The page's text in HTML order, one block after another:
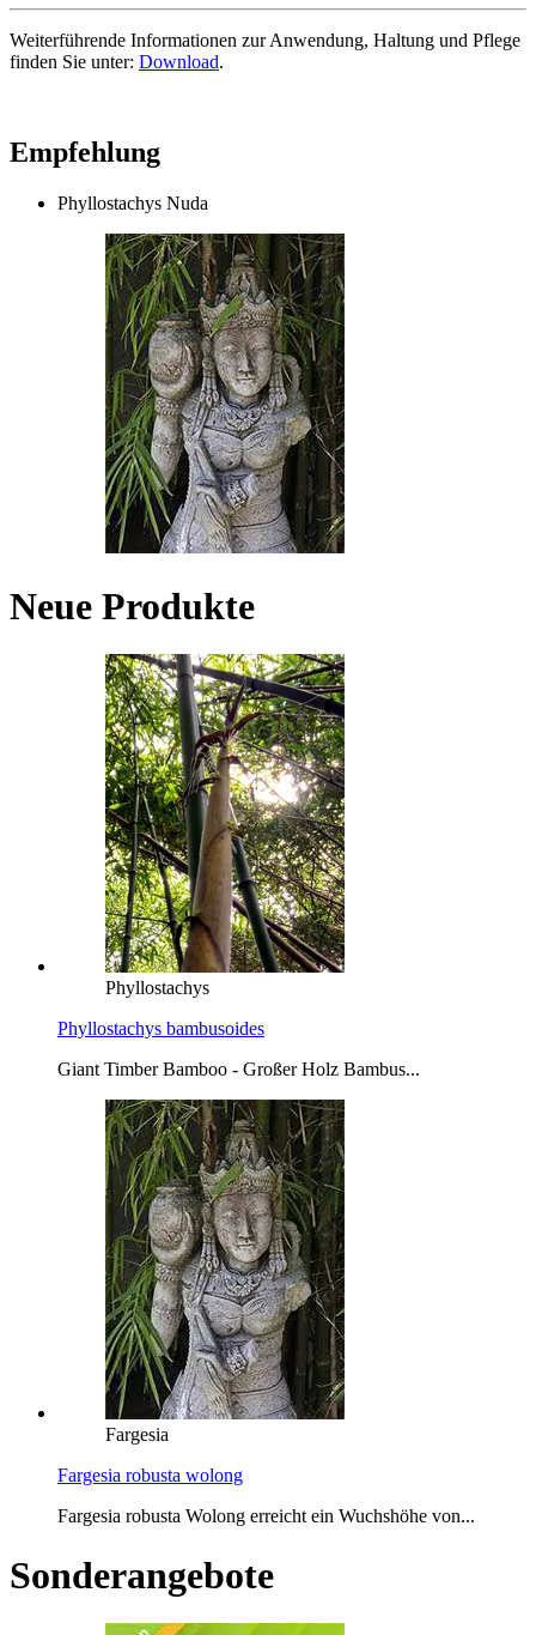
Weiterführende Informationen zur Anwendung, Haltung und Pflege
finden Sie unter: Download.
Empfehlung
Phyllostachys Nuda
Neue Produkte
Phyllostachys
Phyllostachys bambusoides
Giant Timber Bamboo - Großer Holz Bambus...
Fargesia
Fargesia robusta wolong
Fargesia robusta Wolong erreicht ein Wuchshöhe von...
Sonderangebote